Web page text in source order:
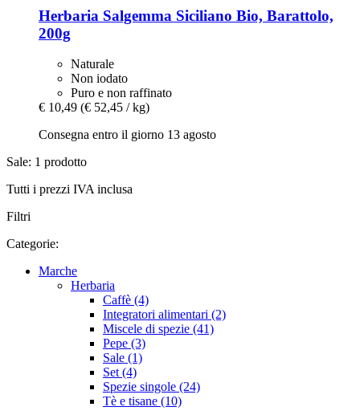
Herbaria Salgemma Siciliano Bio, Barattolo,
200g
Naturale
Non iodato
Puro e non raffinato
€ 10,49 (€ 52,45 / kg)
Consegna entro il giorno 13 agosto
Sale: 1 prodotto
Tutti i prezzi IVA inclusa
Filtri
Categorie:
Marche
Herbaria
Caffè (4)
Integratori alimentari (2)
Miscele di spezie (41)
Pepe (3)
Sale (1)
Set (4)
Spezie singole (24)
Tè e tisane (10)